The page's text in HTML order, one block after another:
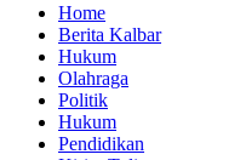
Home
Berita Kalbar
Hukum
Olahraga
Politik
Hukum
Pendidikan